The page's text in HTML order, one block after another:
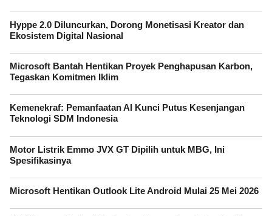
Hyppe 2.0 Diluncurkan, Dorong Monetisasi Kreator dan
Ekosistem Digital Nasional
Microsoft Bantah Hentikan Proyek Penghapusan Karbon,
Tegaskan Komitmen Iklim
Kemenekraf: Pemanfaatan AI Kunci Putus Kesenjangan
Teknologi SDM Indonesia
Motor Listrik Emmo JVX GT Dipilih untuk MBG, Ini
Spesifikasinya
Microsoft Hentikan Outlook Lite Android Mulai 25 Mei 2026